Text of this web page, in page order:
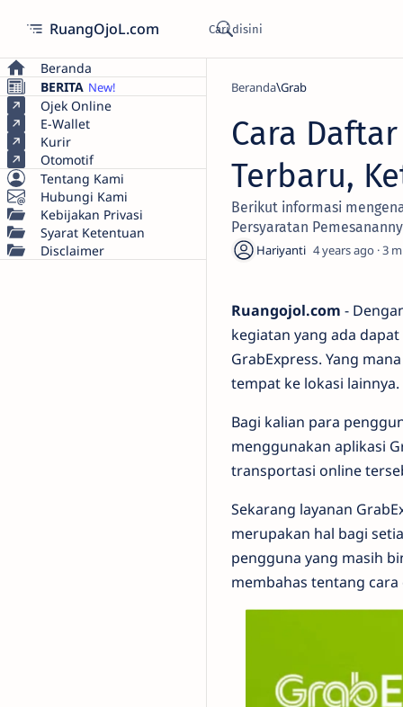
RuangOjoL.com
Beranda
BERITA
Ojek Online
E-Wallet
Kurir
Otomotif
Tentang Kami
Hubungi Kami
Kebijakan Privasi
Syarat Ketentuan
Disclaimer
Beranda Grab
Cara
Terbaru,
Berikut informasi
Persyaratan
4 years ago 3
Ruangojol.com -
kegiatan yang ada
GrabExpress. Yang
tempat ke lokasi lainnya.
Bagi kalian para
menggunakan aplikasi
transportasi online
Sekarang layanan
merupakan hal bagi
pengguna yang masih
membahas tentang